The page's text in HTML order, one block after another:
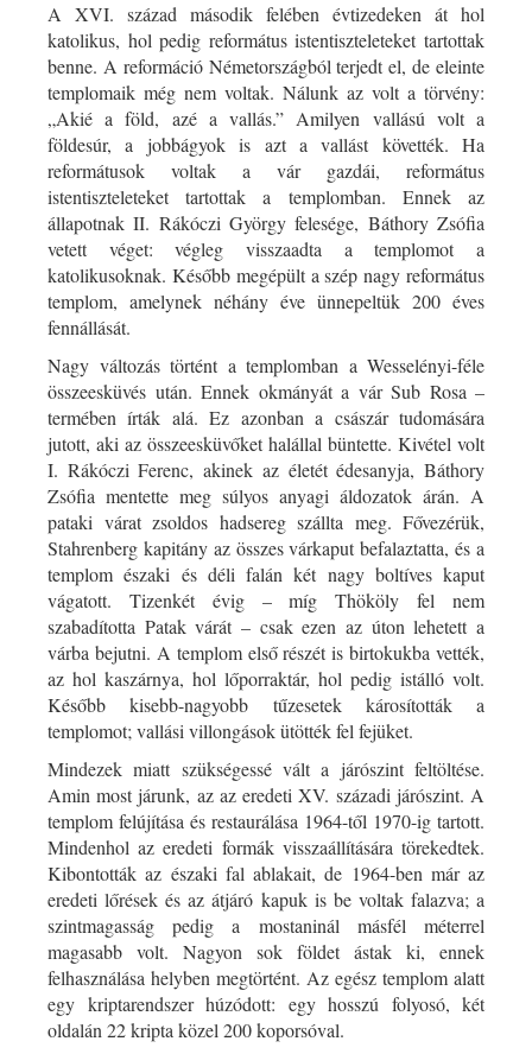
A XVI. század második felében évtizedeken át hol
katolikus, hol pedig református istentiszteleteket tartottak
benne. A reformáció Németországból terjedt el, de eleinte
templomaik még nem voltak. Nálunk az volt a törvény:
„Akié a föld, azé a vallás.” Amilyen vallású volt a
földesúr, a jobbágyok is azt a vallást követték. Ha
reformátusok voltak a vár gazdái, református
istentiszteleteket tartottak a templomban. Ennek az
állapotnak II. Rákóczi György felesége, Báthory Zsófia
vetett véget: végleg visszaadta a templomot a
katolikusoknak. Később megépült a szép nagy református
templom, amelynek néhány éve ünnepeltük 200 éves
fennállását.
Nagy változás történt a templomban a Wesselényi-féle
összeesküvés után. Ennek okmányát a vár Sub Rosa –
termében írták alá. Ez azonban a császár tudomására
jutott, aki az összeesküvőket halállal büntette. Kivétel volt
I. Rákóczi Ferenc, akinek az életét édesanyja, Báthory
Zsófia mentette meg súlyos anyagi áldozatok árán. A
pataki várat zsoldos hadsereg szállta meg. Fővezérük,
Stahrenberg kapitány az összes várkaput befalaztatta, és a
templom északi és déli falán két nagy boltíves kaput
vágatott. Tizenkét évig – míg Thököly fel nem
szabadította Patak várát – csak ezen az úton lehetett a
várba bejutni. A templom első részét is birtokukba vették,
az hol kaszárnya, hol lőporraktár, hol pedig istálló volt.
Később kisebb-nagyobb tűzesetek károsították a
templomot; vallási villongások ütötték fel fejüket.
Mindezek miatt szükségessé vált a járószint feltöltése.
Amin most járunk, az az eredeti XV. századi járószint. A
templom felújítása és restaurálása 1964-től 1970-ig tartott.
Mindenhol az eredeti formák visszaállítására törekedtek.
Kibontották az északi fal ablakait, de 1964-ben már az
eredeti lőrések és az átjáró kapuk is be voltak falazva; a
szintmagasság pedig a mostaninál másfél méterrel
magasabb volt. Nagyon sok földet ástak ki, ennek
felhasználása helyben megtörtént. Az egész templom alatt
egy kriptarendszer húzódott: egy hosszú folyosó, két
oldalán 22 kripta közel 200 koporsóval.